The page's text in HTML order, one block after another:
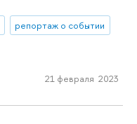
репортаж о событии
21 февраля 2023